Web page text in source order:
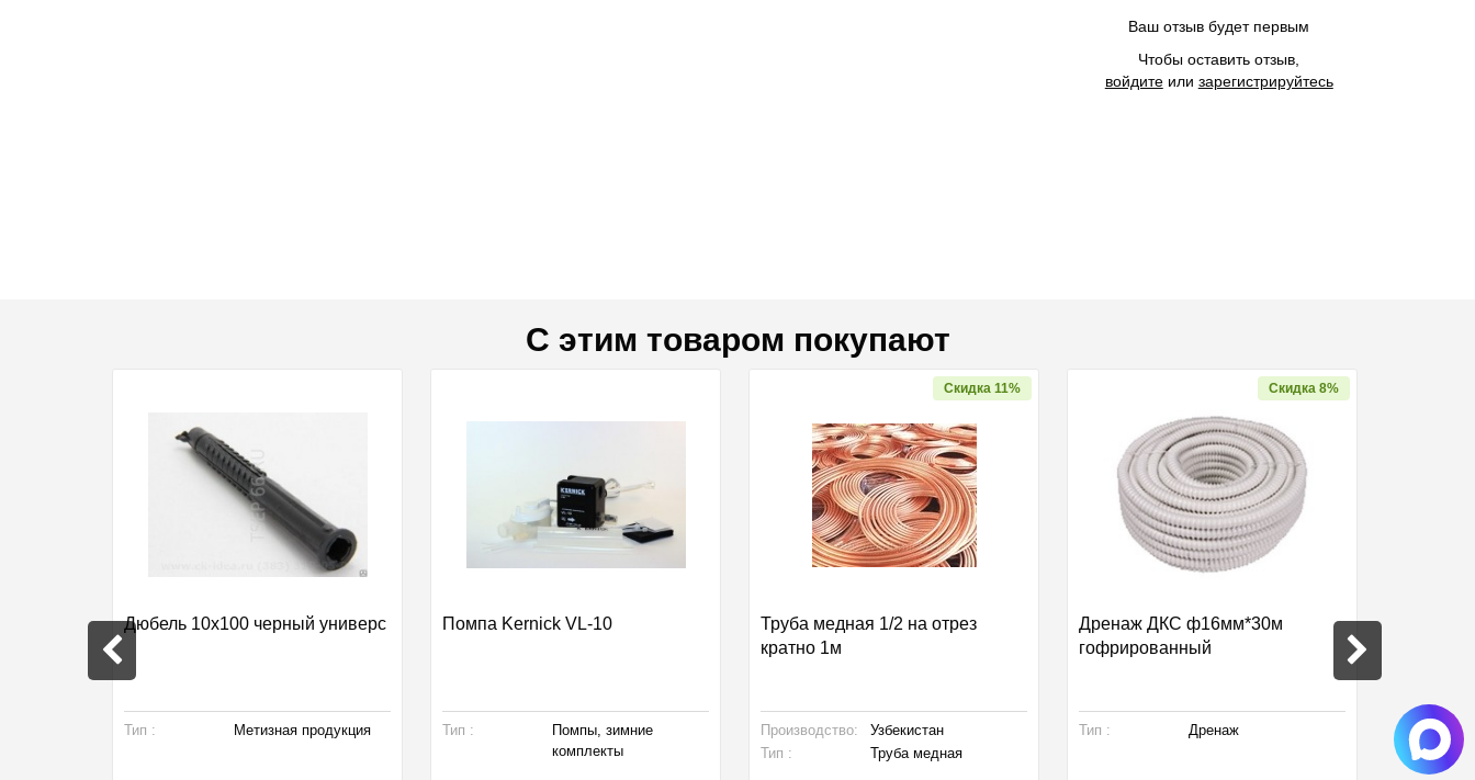
Ваш отзыв будет первым
Чтобы оставить отзыв,
войдитеили зарегистрируйтесь
С этим товаром покупают
Дюбель 10х100 черный универс
Тип : Метизная продукция
Помпа Kernick VL-10
Тип :
Помпы, зимние
комплекты
Скидка 11%
Труба медная 1/2 на отрез
кратно 1м
Производство:
Узбекистан
Тип :
Труба медная
Скидка 8%
Дренаж ДКС ф16мм*30м
гофрированный
Тип : Дренаж Тип :